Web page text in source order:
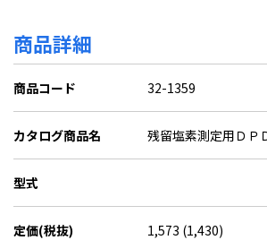
商品詳細
商品コード 32-1359
カタログ商品名 残留塩素測定用Ｄ
型式
定価(税抜) 1,573 (1,430)